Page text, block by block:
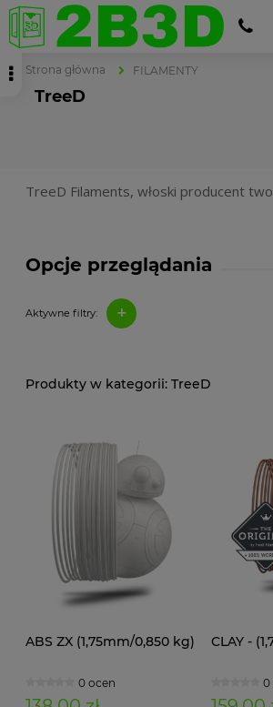
Strona główna FILAMENTY
TreeD
Opcje przeglądania
Aktywne filtry: +
TreeD Filaments, włoski producent
TreeD
ABS ZX (1,75mm/0,850 kg)
0 ocen
CLAY -
0